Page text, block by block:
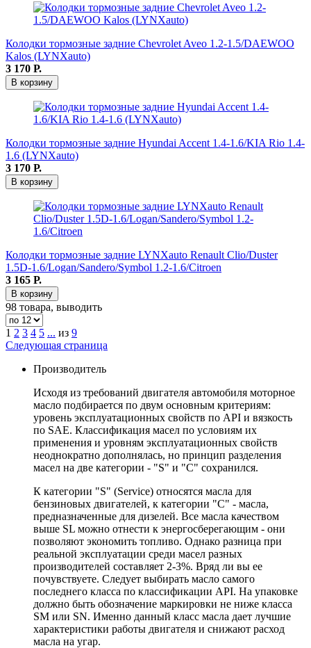
Колодки тормозные задние Chevrolet Aveo 1.2-1.5/DAEWOO
Kalos (LYNXauto)
3 170 Р.
В корзину
Колодки тормозные задние Hyundai Accent 1.4-1.6/KIA Rio 1.4-
1.6 (LYNXauto)
3 170 Р.
В корзину
Колодки тормозные задние LYNXauto Renault Clio/Duster
1.5D-1.6/Logan/Sandero/Symbol 1.2-1.6/Citroen
3 165 Р.
В корзину
98 товара, выводить
1 2 3 4 5 ... из 9
Следующая страница
Производитель
Исходя из требований двигателя автомобиля моторное
масло подбирается по двум основным критериям:
уровень эксплуатационных свойств по API и вязкость
по SAE. Классификация масел по условиям их
применения и уровням эксплуатационных свойств
неоднократно дополнялась, но принцип разделения
масел на две категории - "S" и "С" сохранился.
К категории "S" (Service) относятся масла для
бензиновых двигателей, к категории "С" - масла,
предназначенные для дизелей. Все масла качеством
выше SL можно отнести к энергосберегающим - они
позволяют экономить топливо. Однако разница при
реальной эксплуатации среди масел разных
производителей составляет 2-3%. Вряд ли вы ее
почувствуете. Следует выбирать масло самого
последнего класса по классификации API. На упаковке
должно быть обозначение маркировки не ниже класса
SM или SN. Именно данный класс масла дает лучшие
характеристики работы двигателя и снижают расход
масла на угар.